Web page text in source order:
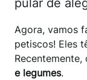
pular de
Agora, vamos
petiscos! Eles
e legumes.